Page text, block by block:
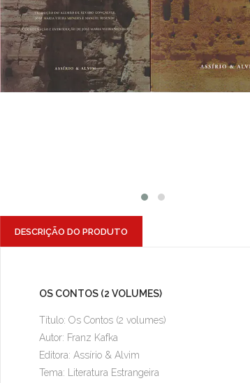
DESCRIÇÃO DO PRODUTO
OS CONTOS (2 VOLUMES)
Título: Os Contos (2 volumes)
Autor: Franz Kafka
Editora: Assírio & Alvim
Tema: Literatura Estrangeira